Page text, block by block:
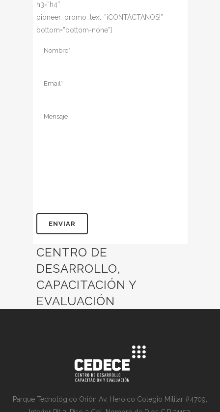
h3=”h4″
pioneer_promo_text=”¡CONTÁCTANOS!”
bottom=”bottom-none”]
CENTRO DE
DESARROLLO,
CAPACITACIÓN Y
EVALUACIÓN
Parque Tecnológico Orión Av. Heroico Colegio Militar #4709,